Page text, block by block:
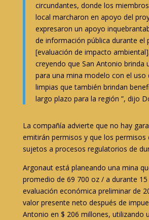
circundantes, donde los
local marcharon en apoyo del
expresaron un apoyo
de información pública durante el
[evaluación de impacto
creyendo que San Antonio brinda
para una mina modelo con el uso
limpias que también brindan
largo plazo para la región ”, dijo
La compañía advierte que no hay
emitirán permisos y que los permisos
sujetos a procesos regulatorios de
Argonaut está planeando una mina
promedio de 69 700 oz / a durante 15
evaluación económica preliminar de
valor presente neto después de
Antonio en $ 206 millones, utilizando